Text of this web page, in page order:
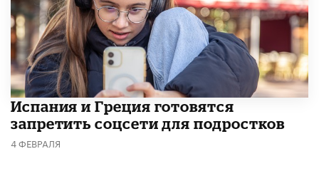
Испания и Греция готовятся
запретить соцсети для подростков
4 ФЕВРАЛЯ